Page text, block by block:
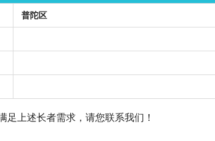
普陀区
足上述长者需求，请您联系我们！